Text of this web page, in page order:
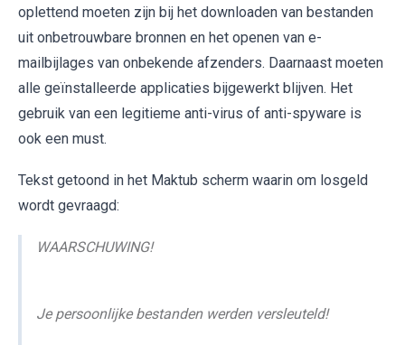
oplettend moeten zijn bij het downloaden van bestanden
uit onbetrouwbare bronnen en het openen van e-
mailbijlages van onbekende afzenders. Daarnaast moeten
alle geïnstalleerde applicaties bijgewerkt blijven. Het
gebruik van een legitieme anti-virus of anti-spyware is
ook een must.
Tekst getoond in het Maktub scherm waarin om losgeld
wordt gevraagd:
WAARSCHUWING!
Je persoonlijke bestanden werden versleuteld!